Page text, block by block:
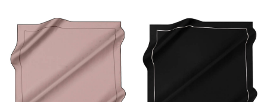
izleyiniz. İpek ve hassas eşarplarda elde hassas bakım
gerektiğinde
Aker İpek Eşarp Şampuanı
Sıkça Sorulan Sorular
Kırmızı İpek Krep Saten Kare Soyut Desenli Eşarp hangi
ölçüdedir?
Bu ürünün deseni nasıldır?